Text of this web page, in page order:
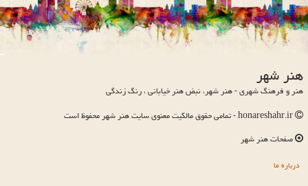
هنر شهر
هنر و فرهنگ شهری - هنر شهر، نبض هنر خیابانی ، رنگ زندگی
صفحات هنر شهر
درباره ما